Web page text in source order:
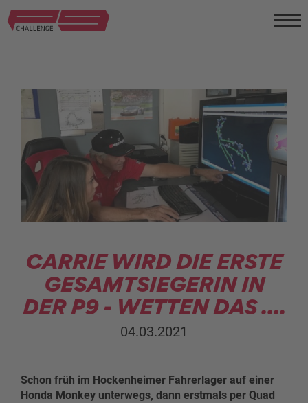
CARRIE WIRD DIE ERSTE
GESAMTSIEGERIN IN
DER P9 - WETTEN DAS ....
04.03.2021
Schon früh im Hockenheimer Fahrerlager auf einer
Honda Monkey unterwegs, dann erstmals per Quad